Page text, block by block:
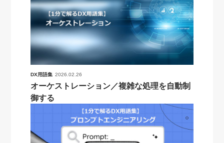
DX用語集 2026.02.26
オーケストレーション／複雑な処理を自動制
御する